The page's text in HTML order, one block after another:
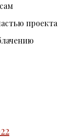
проекта